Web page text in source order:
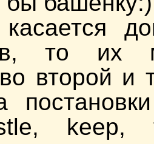
то их
второй и
keep,